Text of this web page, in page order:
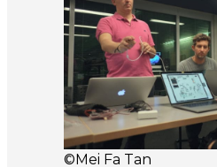
©Mei Fa Tan